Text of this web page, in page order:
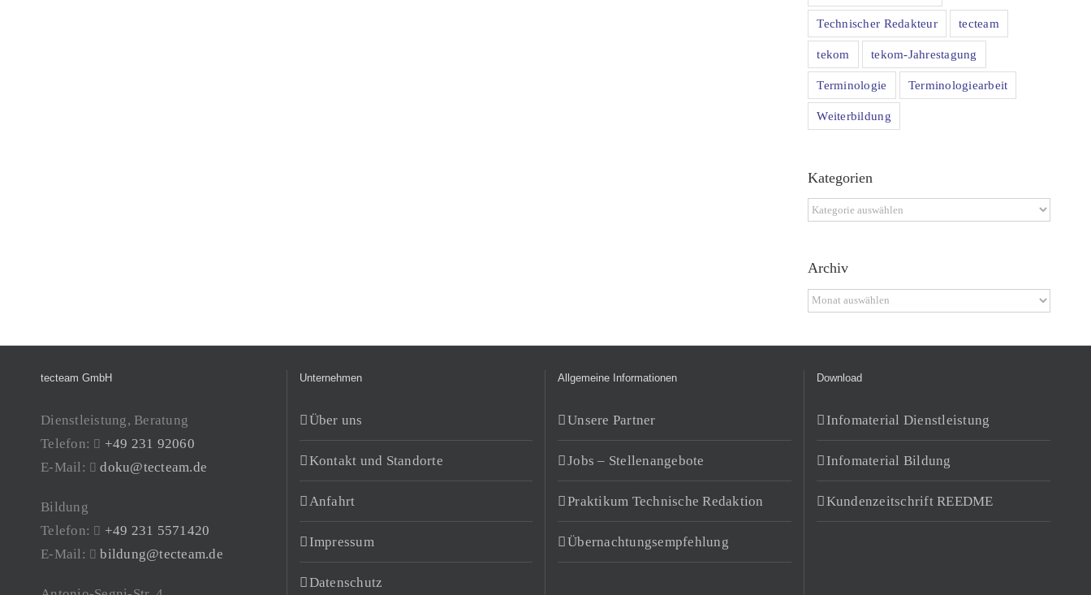
Technischer Redakteur tecteam
tekom tekom-Jahrestagung
Terminologie Terminologiearbeit
Weiterbildung
Kategorien
Kategorien
Archiv
Archiv
tecteam GmbH
Dienstleistung, Beratung
Telefon:
+49 231 92060
E-Mail:
doku@tecteam.de
Bildung
Telefon:
+49 231 5571420
E-Mail:
bildung@tecteam.de
Unternehmen
Über uns
Kontakt und Standorte
Anfahrt
Impressum
Datenschutz
Allgemeine Informationen
Unsere Partner
Jobs – Stellenangebote
Praktikum Technische Redaktion
Übernachtungsempfehlung
Download
Infomaterial Dienstleistung
Infomaterial Bildung
Kundenzeitschrift REEDME